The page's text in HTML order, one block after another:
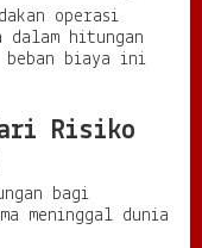
operasi
dalam hitungan
beban biaya ini
Risiko
bagi
meninggal dunia